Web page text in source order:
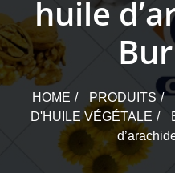
huile
HOME PRODUITS
D'HUILE VÉGÉTALE